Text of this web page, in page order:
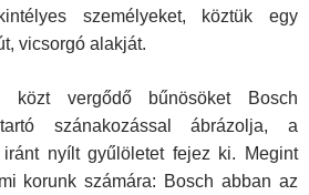
személyeket, köztük egy
vicsorgó alakját.
vergődő bűnösöket Bosch
szánakozással ábrázolja, a
iránt nyílt gyűlöletet fejez ki. Megint
korunk számára: Bosch abban az